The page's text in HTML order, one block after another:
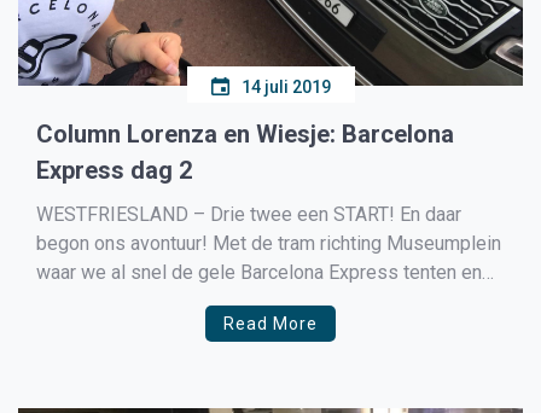
14 juli 2019
Column Lorenza en Wiesje: Barcelona
Express dag 2
WESTFRIESLAND – Drie twee een START! En daar
begon ons avontuur! Met de tram richting Museumplein
waar we al snel de gele Barcelona Express tenten en
dik bepakte concurrentie tegen kwamen.
Read More